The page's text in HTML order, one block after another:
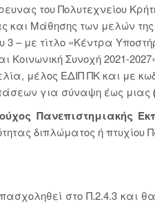
του Πολυτεχνείου
και Μάθησης των μελών
3 – με τίτλο «Κέντρα
Συνοχή 2021-
μέλος ΕΔΙΠ ΠΚ και με
για σύναψη έως μιας
Πανεπιστημιακής
διπλώματος ή
στο Π.2.4.3 και θα